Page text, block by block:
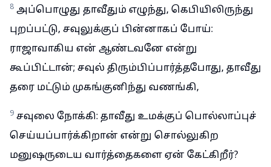
8 அப்பொழுது தாவீதும் எழுந்து, கெபியிலிருந்து
புறப்பட்டு, சவுலுக்குப் பின்னாகப் போய்:
ராஜாவாகிய என் ஆண்டவனே என்று
கூப்பிட்டான்; சவுல் திரும்பிப்பார்த்தபோது, தாவீது
தரை மட்டும் முகங்குனிந்து வணங்கி,
9 சவுலை நோக்கி: தாவீது உமக்குப் பொல்லாப்புச்
செய்யப்பார்க்கிறான் என்று சொல்லுகிற
மனுஷருடைய வார்த்தைகளை ஏன் கேட்கிறீர்?